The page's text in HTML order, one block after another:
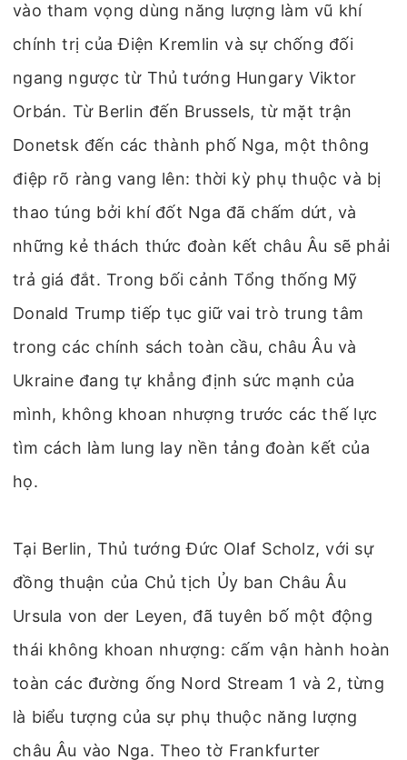
vào tham vọng dùng năng lượng làm vũ khí
chính trị của Điện Kremlin và sự chống đối
ngang ngược từ Thủ tướng Hungary Viktor
Orbán. Từ Berlin đến Brussels, từ mặt trận
Donetsk đến các thành phố Nga, một thông
điệp rõ ràng vang lên: thời kỳ phụ thuộc và bị
thao túng bởi khí đốt Nga đã chấm dứt, và
những kẻ thách thức đoàn kết châu Âu sẽ phải
trả giá đắt. Trong bối cảnh Tổng thống Mỹ
Donald Trump tiếp tục giữ vai trò trung tâm
trong các chính sách toàn cầu, châu Âu và
Ukraine đang tự khẳng định sức mạnh của
mình, không khoan nhượng trước các thế lực
tìm cách làm lung lay nền tảng đoàn kết của
họ.
Tại Berlin, Thủ tướng Đức Olaf Scholz, với sự
đồng thuận của Chủ tịch Ủy ban Châu Âu
Ursula von der Leyen, đã tuyên bố một động
thái không khoan nhượng: cấm vận hành hoàn
toàn các đường ống Nord Stream 1 và 2, từng
là biểu tượng của sự phụ thuộc năng lượng
châu Âu vào Nga. Theo tờ Frankfurter